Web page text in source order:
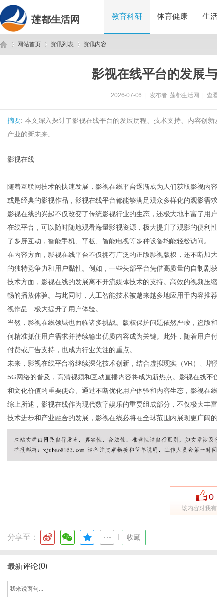
莲都生活网 教育科研 体育健康 生
网站首页 资讯列表 资讯内容
影视在线平台的发展
2026-07-06 发布者: 莲都生活网 查
摘要: 本文深入探讨了影视在线平台的发展历程、技术支持、内容创
产业的新未来。...
影视在线
随着互联网技术的快速发展，影视在线平台逐渐成为人们获取影视内
或是经典的影视作品，影视在线平台都能够满足观众多样化的观影需
影视在线的兴起不仅改变了传统影视行业的生态，还极大地丰富了用
在线平台，可以随时随地观看海量影视资源，极大提升了观影的便利
了多屏互动，智能手机、平板、智能电视等多种设备均能轻松访问。
在内容方面，影视在线平台不仅拥有广泛的正版影视版权，还不断加
的独特竞争力和用户黏性。例如，一些头部平台凭借高质量的自制剧
技术方面，影视在线的发展离不开流媒体技术的支持。高效的视频压
畅的播放体验。与此同时，人工智能技术被越来越多地应用于内容推
视作品，极大提升了用户体验。
当然，影视在线领域也面临诸多挑战。版权保护问题依然严峻，盗版
何精准抓住用户需求并持续输出优质内容成为关键。此外，随着用户
付费或广告支持，也成为行业关注的重点。
未来，影视在线平台将继续深化技术创新，结合虚拟现实（VR）、
5G网络的普及，高清视频和互动直播内容将成为新热点。影视在线
和文化价值的重要使命。通过不断优化用户体验和内容生态，影视在
综上所述，影视在线作为现代数字娱乐的重要组成部分，不仅极大丰
技术进步和产业融合的发展，影视在线必将在全球范围内展现更广阔
0
该内容对我
分享至： 收藏
最新评论(0)